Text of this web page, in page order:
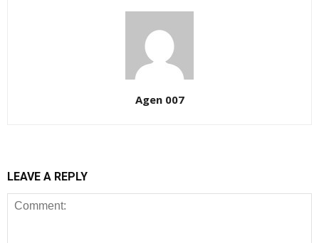
Agen 007
LEAVE A REPLY